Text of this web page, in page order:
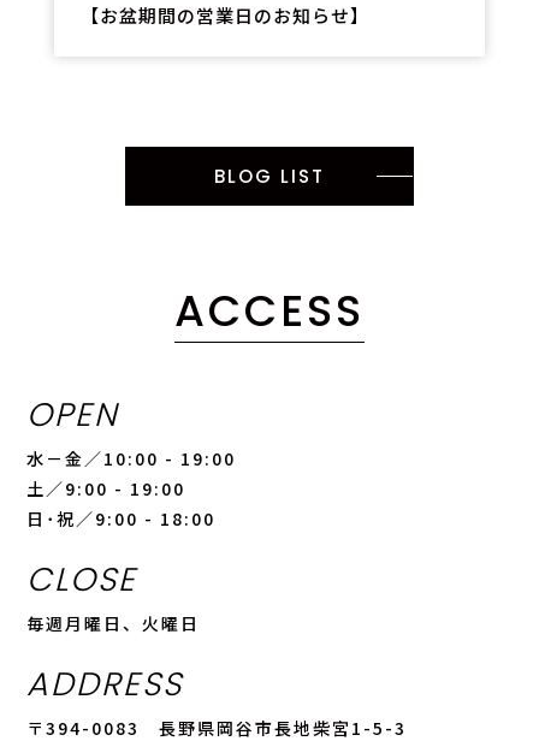
【お盆期間の営業日のお知らせ】
BLOG LIST
ACCESS
OPEN
水－金／10:00 - 19:00
土／9:00 - 19:00
日･祝／9:00 - 18:00
CLOSE
毎週月曜日、火曜日
ADDRESS
〒394-0083 長野県岡谷市長地柴宮1-5-3